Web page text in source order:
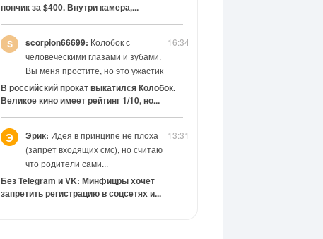
пончик за $400. Внутри камера,...
16:34
scorpion66699: Колобок с
человеческими глазами и зубами.
Вы меня простите, но это ужастик
В российский прокат выкатился Колобок.
Великое кино имеет рейтинг 1/10, но...
13:31
Э Эрик: Идея в принципе не плоха
(запрет входящих смс), но считаю
что родители сами...
Без Telegram и VK: Минфицры хочет
запретить регистрацию в соцсетях и...